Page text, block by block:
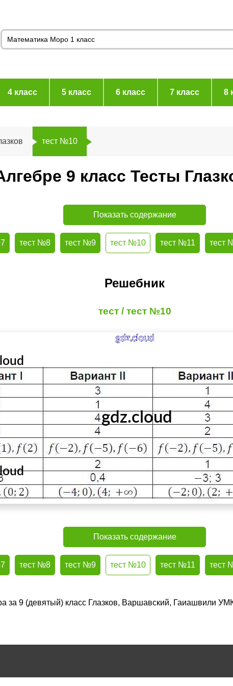
4 класс 5 класс 6 класс 7 класс 8
тест №10
9 класс Тесты
Показать содержание
тест №8 тест №9 тест №10 тест №11 тест
Решебник
тест / тест №10
Показать содержание
тест №8 тест №9 тест №10 тест №11 тест
за 9 (девятый) класс Глазков, Варшавский, Гаиашвили